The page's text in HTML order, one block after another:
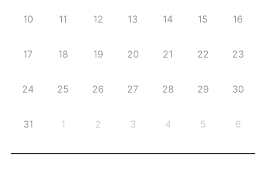
10 11 12 13 14 15 16
17 18 19 20 21 22 23
24 25 26 27 28 29 30
31 1 2 3 4 5 6